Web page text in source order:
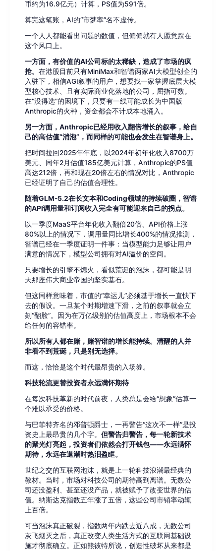
币约为16.9亿元）计算，PS值为591倍。
算完这笔账，AI的“市梦率”名不虚传。
一个人人都能看出问题的数值，但偏偏就有人愿意踩在
这个风口上。
一方面，有价值的AI公司标的太稀缺，造成了市场的疯
抢。 在港股目前只有MiniMax和智谱两家AI大模型创企的
入驻下，相信AGI叙事的用户，想要找一家掌握底层大模
型核心技术、且有实际商业化落地的公司，屈指可数。
在“没得选”的困境下，只要有一线可能成长为中国版
Anthropic的火种，资金都会不计成本地涌入。
另一方面，Anthropic已经用收入翻倍增长的叙事，给自
己的高估值“消泡”，而同样的可能也会发生在智谱身上。
把时间拉回2025年年底，以2024年初年化收入8700万
美元、同年2月估值185亿美元计算，Anthropic的PS值
高达212倍，再和现在20倍左右的情况对比，Anthropic
已经证明了自己的估值合理性。
随着GLM-5.2在长文本和Coding领域的持续破圈，智谱
的API调用量和订阅收入完全有可能迎来自己的拐点。
以一季度MaaS平台年化收入翻倍20倍、API价格上涨
80%以上的情况下，调用量同比增长400%的情况推测，
智谱已经在一季度证明一件事：当模型能力足够让用户
满意的情况下，模型公司拥有对AI溢价的空间。
只要增长的引擎不熄火，看似荒诞的泡沫，都可能是明
天那座伟大商业帝国的坚实基石。
但这同样意味着，市值的“幸运儿”必须基于增长一直快下
去的假设。一旦某个时期增速下滑，之前的叙事就会立
刻“翻脸”。因为在万亿级别的估值高度上，市场根本不会
给任何的容错率。
所以所有人都在赌，赌智谱的增长能持续。清醒的人并
非看不到荒诞，只是别无选择。
而这，恰恰是这个时代最昂贵的入场券。
科技轮流更替投资者永远满怀期待
在每次科技革新的时代前夜，人类总是会给“想象”估算一
个难以承受的价格。
与巴菲特齐名的邓普顿爵士，一再警告“这次不一样”是投
资史上最昂贵的几个字。 但警告归警告，每一轮新技术
的聚光灯亮起，投资者们依然会打开钱包——永远满怀
期待，永远在退潮时热泪盈眶。
世纪之交的互联网泡沫，就是上一轮科技浪潮最经典的
教材。当时，市场对科技公司的期待高到离谱。无数公
司还没盈利、甚至还没产品，就被赋予了改变世界的估
值。纳斯达克指数五年涨了五倍，这些公司市销率动辄
上百倍。
可当泡沫真正破裂，指数两年内跌去近八成，无数公司
灰飞烟灭之后，真正改变人类生活方式的互联网基础设
施才彻底确立。正如熊彼特所说，创造性破坏从来都是